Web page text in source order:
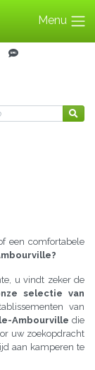
Menu
een comfortabele
u vindt zeker de
selectie van
van
Ambourville die
uw zoekopdracht
aan kamperen te